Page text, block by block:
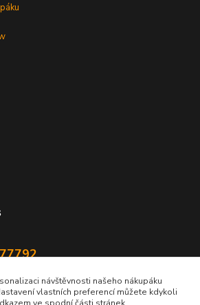
návštěvnosti našeho nákupáku
vlastních preferencí můžete kdykoli